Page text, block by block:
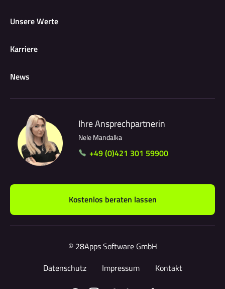
Unsere Werte
Karriere
News
Ihre Ansprechpartnerin
Nele Mandalka
+49 (0)421 301 59900
Kostenlos beraten lassen
© 28Apps Software GmbH
Datenschutz
Impressum Kontakt